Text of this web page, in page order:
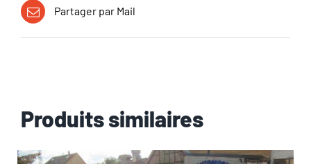
Partager par Mail
Produits similaires